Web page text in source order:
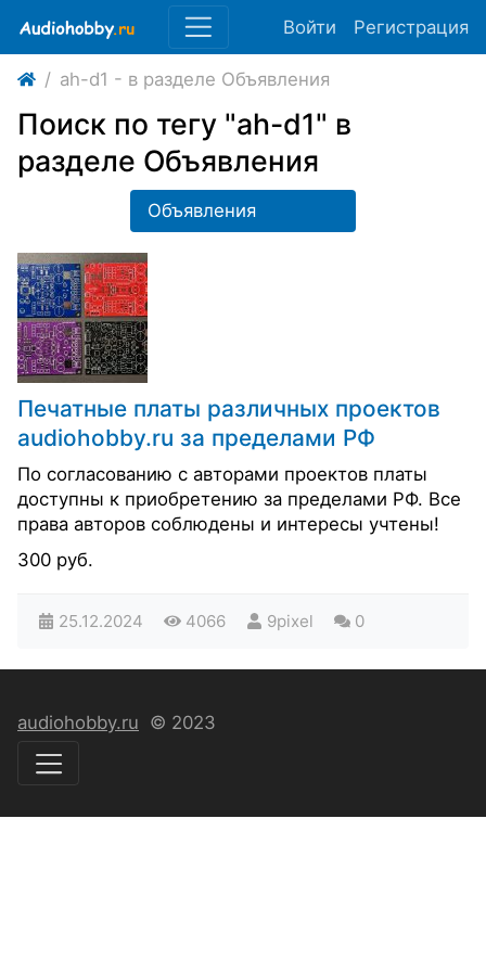
Войти Регистрация
ah-d1 - в разделе Объявления
Поиск по тегу "ah-d1" в
разделе Объявления
Объявления
Печатные платы различных проектов
audiohobby.ru за пределами РФ
По согласованию с авторами проектов платы
доступны к приобретению за пределами РФ. Все
права авторов соблюдены и интересы учтены!
300 руб.
25.12.2024 4066 9pixel 0
audiohobby.ru © 2023